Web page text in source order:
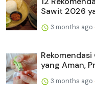
Sawit 2026
3 months ago
yang Aman,
3 months ago